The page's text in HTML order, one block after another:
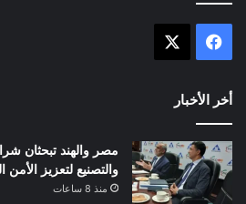
فيسبوك
أخر الأخبار
مصر والهند تبحثان
والتصنيع لتعزيز الأمن
منذ 8 ساعات